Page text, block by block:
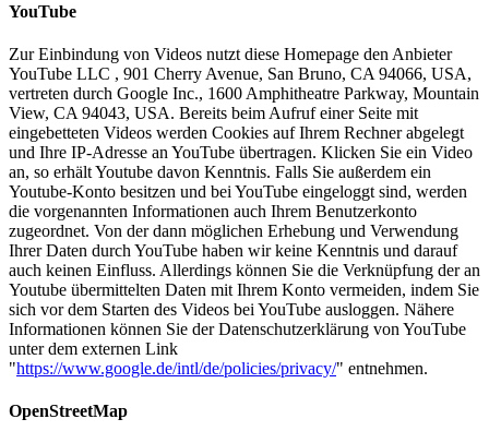
YouTube
Zur Einbindung von Videos nutzt diese Homepage den Anbieter
YouTube LLC , 901 Cherry Avenue, San Bruno, CA 94066, USA,
vertreten durch Google Inc., 1600 Amphitheatre Parkway, Mountain
View, CA 94043, USA. Bereits beim Aufruf einer Seite mit
eingebetteten Videos werden Cookies auf Ihrem Rechner abgelegt
und Ihre IP-Adresse an YouTube übertragen. Klicken Sie ein Video
an, so erhält Youtube davon Kenntnis. Falls Sie außerdem ein
Youtube-Konto besitzen und bei YouTube eingeloggt sind, werden
die vorgenannten Informationen auch Ihrem Benutzerkonto
zugeordnet. Von der dann möglichen Erhebung und Verwendung
Ihrer Daten durch YouTube haben wir keine Kenntnis und darauf
auch keinen Einfluss. Allerdings können Sie die Verknüpfung der an
Youtube übermittelten Daten mit Ihrem Konto vermeiden, indem Sie
sich vor dem Starten des Videos bei YouTube ausloggen. Nähere
Informationen können Sie der Datenschutzerklärung von YouTube
unter dem externen Link
"https://www.google.de/intl/de/policies/privacy/" entnehmen.
OpenStreetMap